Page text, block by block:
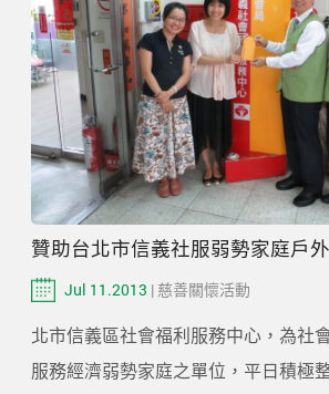
贊助台北市信義社服弱勢家庭戶
Jul 11.2013 | 慈善關懷活動
北市信義區社會福利服務中心，為社
服務經濟弱勢家庭之單位，平日積極